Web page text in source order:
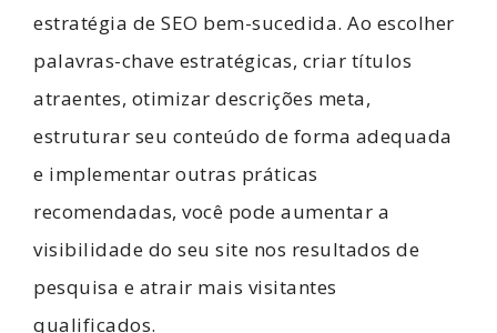
estratégia de SEO bem-sucedida. Ao escolher
palavras-chave estratégicas, criar títulos
atraentes, otimizar descrições meta,
estruturar seu conteúdo de forma adequada
e implementar outras práticas
recomendadas, você pode aumentar a
visibilidade do seu site nos resultados de
pesquisa e atrair mais visitantes
qualificados.